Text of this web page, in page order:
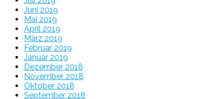
Juni 2019
Mai 2019
April 2019
März 2019
Februar 2019
Januar 2019
Dezember 2018
November 2018
Oktober 2018
September 2018